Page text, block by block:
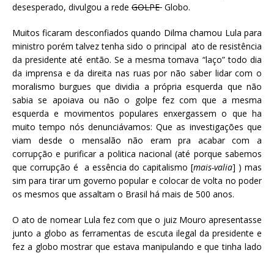
desesperado, divulgou a rede GOLPE Globo.
Muitos ficaram desconfiados quando Dilma chamou Lula para
ministro porém talvez tenha sido o principal ato de resistência
da presidente até então. Se a mesma tomava “laço” todo dia
da imprensa e da direita nas ruas por não saber lidar com o
moralismo burgues que dividia a própria esquerda que não
sabia se apoiava ou não o golpe fez com que a mesma
esquerda e movimentos populares enxergassem o que ha
muito tempo nós denunciávamos: Que as investigações que
viam desde o mensalão não eram pra acabar com a
corrupção e purificar a politica nacional (até porque sabemos
que corrupção é a essência do capitalismo [mais-valia] ) mas
sim para tirar um governo popular e colocar de volta no poder
os mesmos que assaltam o Brasil há mais de 500 anos.
O ato de nomear Lula fez com que o juiz Mouro apresentasse
junto a globo as ferramentas de escuta ilegal da presidente e
fez a globo mostrar que estava manipulando e que tinha lado